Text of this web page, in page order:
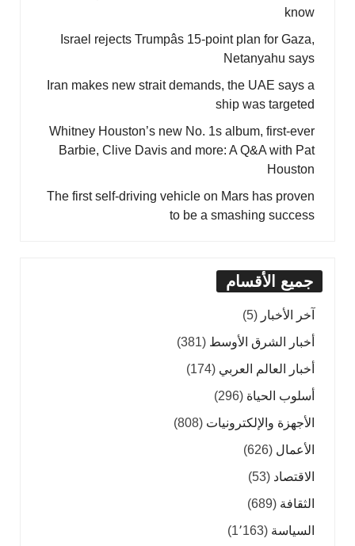
know
Israel rejects Trumpâs 15-point plan for Gaza,
Netanyahu says
Iran makes new strait demands, the UAE says a
ship was targeted
Whitney Houston’s new No. 1s album, first-ever
Barbie, Clive Davis and more: A Q&A with Pat
Houston
The first self-driving vehicle on Mars has proven
to be a smashing success
جميع الأقسام
آخر الأخبار (5)
أخبار الشرق الأوسط (381)
أخبار العالم العربي (174)
أسلوب الحياة (296)
الأجهزة والإلكترونيات (808)
الأعمال (626)
الاقتصاد (53)
الثقافة (689)
السياسة (1٬163)